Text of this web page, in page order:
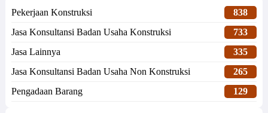
Pekerjaan Konstruksi
838
Jasa Konsultansi Badan Usaha Konstruksi
733
Jasa Lainnya
335
Jasa Konsultansi Badan Usaha Non Konstruksi
265
Pengadaan Barang
129